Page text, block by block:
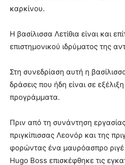
καρκίνου.
Η βασίλισσα Λετίθια είναι και
επιστημονικού ιδρύματος της
Στη συνεδρίαση αυτή η
δράσεις που ήδη είναι σε
προγράμματα.
Πριν από τη συνάντηση
πριγκίπισσας Λεονόρ και της
φορώντας ένα μαυρόασπρο
Hugo Boss επισκέφθηκε τις